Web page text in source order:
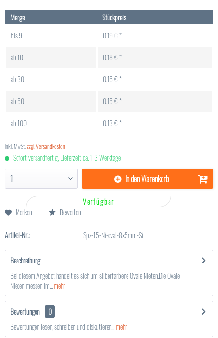
Menge
Stückpreis
bis9 0,19 € *
ab10 0,18 € *
ab 30 0,16 € *
ab 50 0,15 € *
ab100 0,13 € *
inkl. MwSt. zzgl. Versandkosten
Sofort versandfertig, Lieferzeit ca. 1-3 Werktage
In denWarenkorb
Verfügbar
Merken
Bewerten
Artikel-Nr.: Spz-15-Ni-oval-8x5mm-Si
Beschreibung
Bei diesem Angebot handelt es sich um silberfarbene Ovale Nieten.Die Ovale
Nieten messen im...mehr
Bewertungen
0
Bewertungen lesen, schreiben und diskutieren...mehr